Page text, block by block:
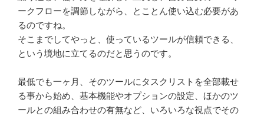
ークフローを調節しながら、とことん使い込む必要があ
るのですね。
そこまでしてやっと、使っているツールが信頼できる、
という境地に立てるのだと思うのです。
最低でも一ヶ月、そのツールにタスクリストを全部載せ
る事から始め、基本機能やオプションの設定、ほかのツ
ールとの組み合わせの有無など、いろいろな視点でその